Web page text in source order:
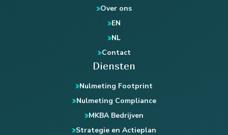
Over ons
EN
NL
Contact
Diensten
Nulmeting Footprint
Nulmeting Compliance
MKBA Bedrijven
Strategie en Actieplan